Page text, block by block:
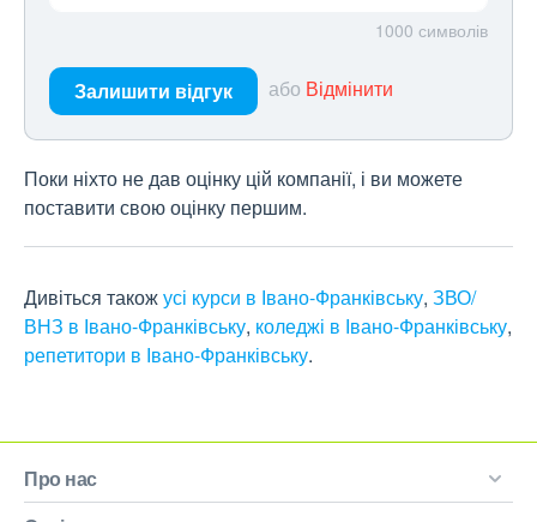
1000 символів
Залишити відгук або Відмінити
Поки ніхто не дав оцінку цій компанії, і ви можете
поставити свою оцінку першим.
Дивіться такожусі курси в Івано-Франківську, ЗВО/
ВНЗ в Івано-Франківську, коледжі в Івано-Франківську,
репетитори в Івано-Франківську.
Про нас